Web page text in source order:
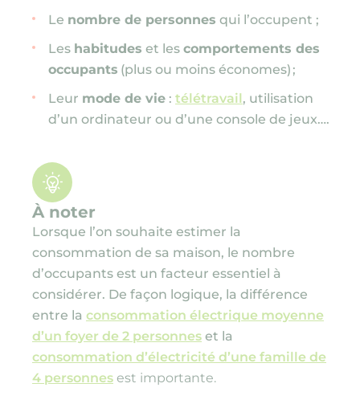
Le nombre de personnes qui l’occupent ;
Les habitudes et les comportements des
occupants (plus ou moins économes) ;
Leur mode de vie : télétravail, utilisation
d’un ordinateur ou d’une console de jeux….
À noter
Lorsque l’on souhaite estimer la
consommation de sa maison, le nombre
d’occupants est un facteur essentiel à
considérer. De façon logique, la différence
entre la consommation électrique moyenne
d’un foyer de 2 personnes et la
consommation d’électricité d’une famille de
4 personnes est importante.